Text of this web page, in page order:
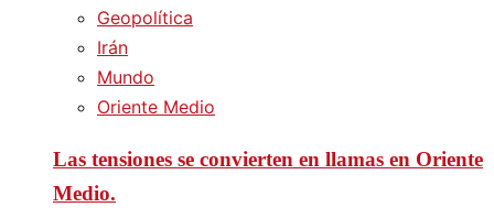
Geopolítica
Irán
Mundo
Oriente Medio
Las tensiones se convierten en llamas en Oriente
Medio.